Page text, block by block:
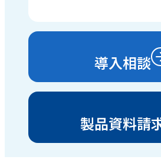
導入相談
製品資料請